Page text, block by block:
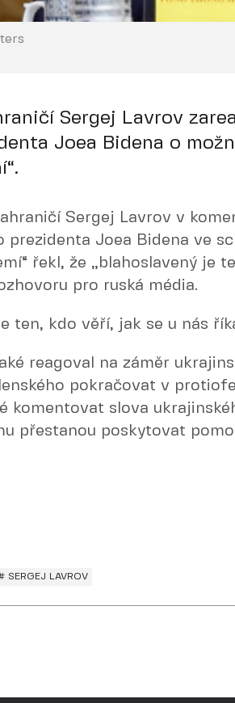
Sergej Lavrov
Joea Bidena o
Sergej Lavrov v
prezidenta Joea Bidena ve
řekl, že „blahoslavený je
pro ruská média.
ten, kdo věří, jak se u nás
reagoval na záměr
pokračovat v
komentovat slova
přestanou poskytovat
SERGEJ LAVROV